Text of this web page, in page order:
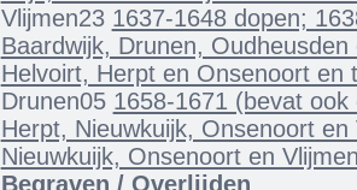
Vlijmen23 1637-1648 dopen;
Baardwijk, Drunen,
Helvoirt, Herpt en Onsenoort en
Drunen05 1658-1671 (bevat
Herpt, Nieuwkuijk, Onsenoort
Nieuwkuijk, Onsenoort en
Begraven / Overlijden